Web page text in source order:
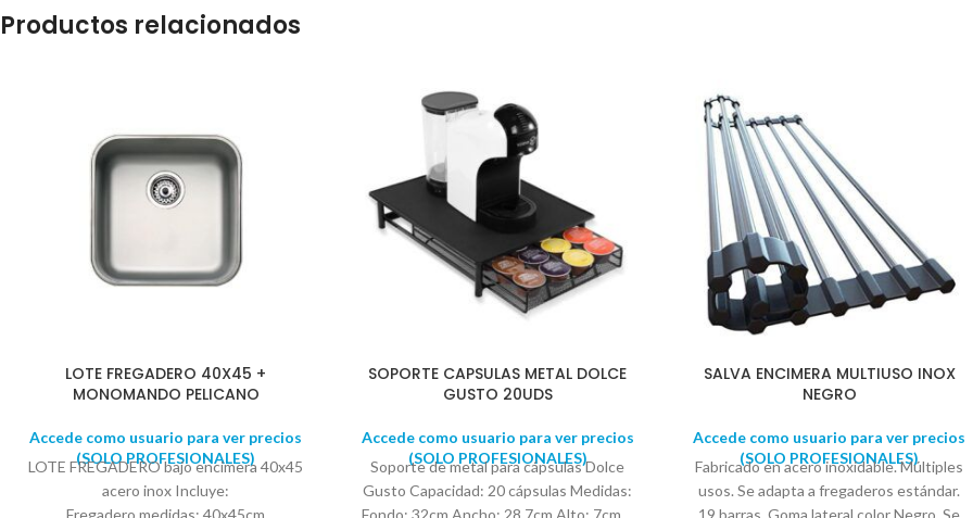
Productos relacionados
LOTE FREGADERO 40X45 +
MONOMANDO PELICANO
Accede como usuario para ver precios
(SOLO PROFESIONALES)
LOTE FREGADERO bajo encimera 40x45
acero inox Incluye:
Fregadero medidas: 40x45cm
SOPORTE CAPSULAS METAL DOLCE
GUSTO 20UDS
Accede como usuario para ver precios
(SOLO PROFESIONALES)
Soporte de metal para cápsulas Dolce
Gusto Capacidad: 20 cápsulas Medidas:
Fondo: 32cm Ancho: 28,7cm Alto: 7cm
SALVA ENCIMERA MULTIUSO INOX
NEGRO
Accede como usuario para ver precios
(SOLO PROFESIONALES)
Fabricado en acero inoxidable. Múltiples
usos. Se adapta a fregaderos estándar.
19 barras. Goma lateral color Negro. Se